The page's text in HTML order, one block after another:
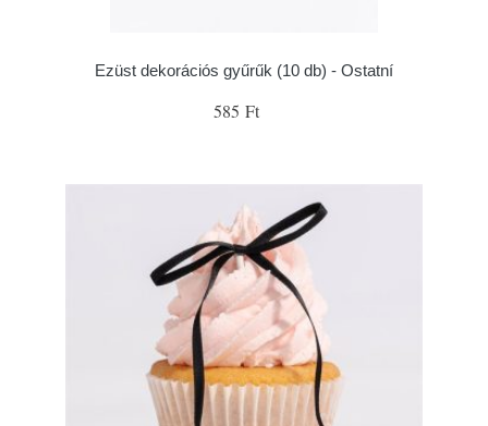
Ezüst dekorációs gyűrűk (10 db) - Ostatní
585 Ft